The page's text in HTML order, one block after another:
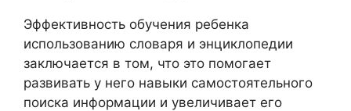
Эффективность обучения ребенка
использованию словаря и энциклопедии
заключается в том, что это помогает
развивать у него навыки самостоятельного
поиска информации и увеличивает его